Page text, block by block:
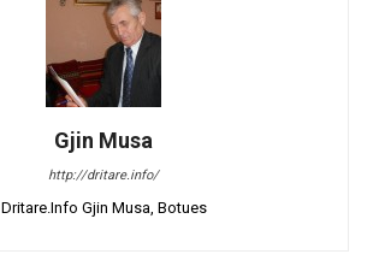
Gjin Musa
http://dritare.info/
Dritare.Info Gjin Musa, Botues